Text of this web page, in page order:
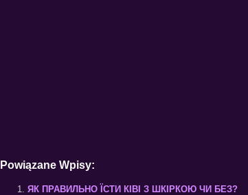
Powiązane Wpisy:
ЯК ПРАВИЛЬНО ЇСТИ КІВІ З ШКІРКОЮ ЧИ БЕЗ?